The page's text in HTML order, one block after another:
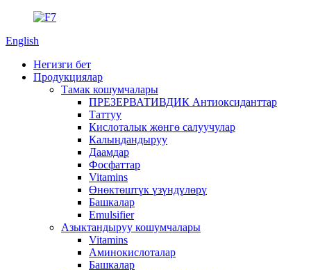
English
Негизги бет
Продукциялар
Тамак кошумчалары
ПРЕЗЕРВАТИВДИК Антиоксиданттар
Таттуу
Кислоталык жөнгө салуучулар
Калыңдандыруу
Даамдар
Фосфаттар
Vitamins
Өнөктөштүк үзүндүлөрү
Башкалар
Emulsifier
Азыктандыруу кошумчалары
Vitamins
Аминокислоталар
Башкалар